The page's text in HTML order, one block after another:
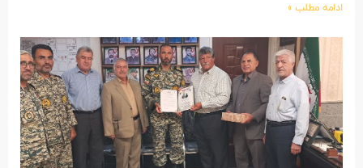
ادامه مطلب »